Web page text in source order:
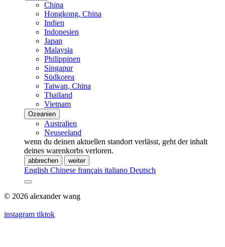
China
Hongkong, China
Indien
Indonesien
Japan
Malaysia
Philippinen
Singapur
Südkorea
Taiwan, China
Thailand
Vietnam
Ozeanien
Australien
Neuseeland
wenn du deinen aktuellen standort verlässt, geht der inhalt
deines warenkorbs verloren.
abbrechen weiter
English Chinese français italiano Deutsch
© 2026 alexander wang
instagram tiktok